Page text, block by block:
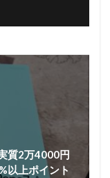
質2万4000円
以上ポイント